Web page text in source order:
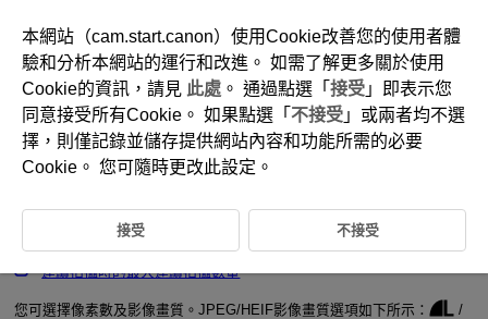
D292-042
靜止影像畫質
影像畫質設定指南
連續拍攝時的最大連續拍攝數量
您可選擇像素數及影像畫質。JPEG/HEIF影像畫質選項如下所示：
/
本網站（cam.start.canon）使用Cookie改善您的使用者體
驗和分析本網站的運行和改進。 如需了解更多關於使用
Cookie的資訊，請見 此處 。 通過點選「 接受 」即表示您
同意接受所有Cookie。 如果點選「 不接受 」或兩者均不選
擇，則僅記錄並儲存提供網站內容和功能所需的必要
Cookie。 您可隨時更改此設定。
接受 不接受